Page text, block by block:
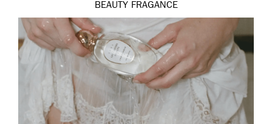
BEAUTY FRAGANCE